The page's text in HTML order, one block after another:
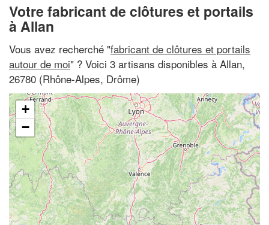
Votre fabricant de clôtures et portails
à Allan
Vous avez recherché "fabricant de clôtures et portails
autour de moi" ? Voici 3 artisans disponibles à Allan,
26780 (Rhône-Alpes, Drôme)
+
−